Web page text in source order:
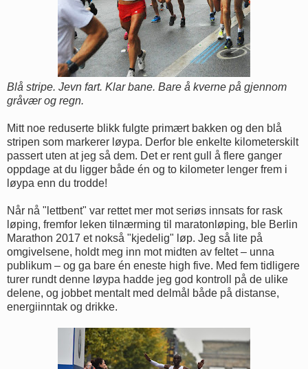
Blå stripe. Jevn fart. Klar bane. Bare å kverne på gjennom
gråvær og regn.
Mitt noe reduserte blikk fulgte primært bakken og den blå
stripen som markerer løypa. Derfor ble enkelte kilometerskilt
passert uten at jeg så dem. Det er rent gull å flere ganger
oppdage at du ligger både én og to kilometer lenger frem i
løypa enn du trodde!
Når nå "lettbent" var rettet mer mot seriøs innsats for rask
løping, fremfor leken tilnærming til maratonløping, ble Berlin
Marathon 2017 et nokså "kjedelig" løp. Jeg så lite på
omgivelsene, holdt meg inn mot midten av feltet – unna
publikum – og ga bare én eneste high five. Med fem tidligere
turer rundt denne løypa hadde jeg god kontroll på de ulike
delene, og jobbet mentalt med delmål både på distanse,
energiinntak og drikke.